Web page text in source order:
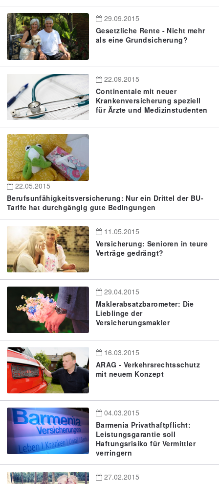
29.09.2015
Gesetzliche Rente - Nicht mehr
als eine Grundsicherung?
22.09.2015
Continentale mit neuer
Krankenversicherung speziell
für Ärzte und Medizinstudenten
22.05.2015
Berufsunfähigkeitsversicherung: Nur ein Drittel der BU-
Tarife hat durchgängig gute Bedingungen
11.05.2015
Versicherung: Senioren in teure
Verträge gedrängt?
29.04.2015
Maklerabsatzbarometer: Die
Lieblinge der
Versicherungsmakler
16.03.2015
ARAG - Verkehrsrechtsschutz
mit neuem Konzept
04.03.2015
Barmenia Privathaftpflicht:
Leistungsgarantie soll
Haftungsrisiko für Vermittler
verringern
27.02.2015